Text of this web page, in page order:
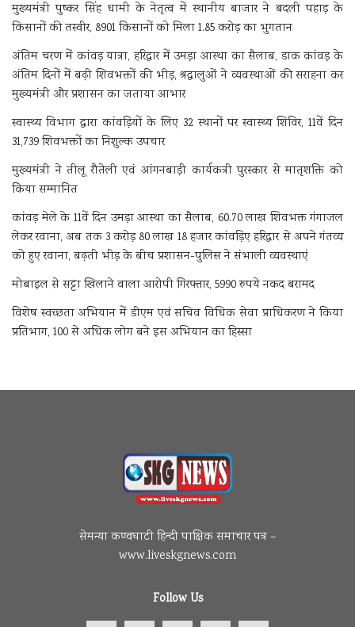
मुख्यमंत्री पुष्कर सिंह धामी के नेतृत्व में स्थानीय बाजार ने बदली पहाड़ के
किसानों की तस्वीर, 8901 किसानों को मिला 1.85 करोड़ का भुगतान
अंतिम चरण में कांवड़ यात्रा, हरिद्वार में उमड़ा आस्था का सैलाब, डाक कांवड़ के
अंतिम दिनों में बढ़ी शिवभक्तों की भीड़, श्रद्धालुओं ने व्यवस्थाओं की सराहना कर
मुख्यमंत्री और प्रशासन का जताया आभार
स्वास्थ्य विभाग द्वारा कांवड़ियों के लिए 32 स्थानों पर स्वास्थ्य शिविर, 11वें दिन
31,739 शिवभक्तों का निशुल्क उपचार
मुख्यमंत्री ने तीलू रौतेली एवं आंगनबाड़ी कार्यकत्री पुरस्कार से मातृशक्ति को
किया सम्मानित
कांवड़ मेले के 11वें दिन उमड़ा आस्था का सैलाब, 60.70 लाख शिवभक्त गंगाजल
लेकर रवाना, अब तक 3 करोड़ 80 लाख 18 हजार कांवड़िए हरिद्वार से अपने गंतव्य
को हुए रवाना, बढ़ती भीड़ के बीच प्रशासन-पुलिस ने संभाली व्यवस्थाएं
मोबाइल से सट्टा खिलाने वाला आरोपी गिरफ्तार, 5990 रुपये नकद बरामद
विशेष स्वच्छता अभियान में डीएम एवं सचिव विधिक सेवा प्राधिकरण ने किया
प्रतिभाग, 100 से अधिक लोग बने इस अभियान का हिस्सा
सेमन्या कण्वघाटी हिन्दी पाक्षिक समाचार पत्र –
www.liveskgnews.com
Follow Us